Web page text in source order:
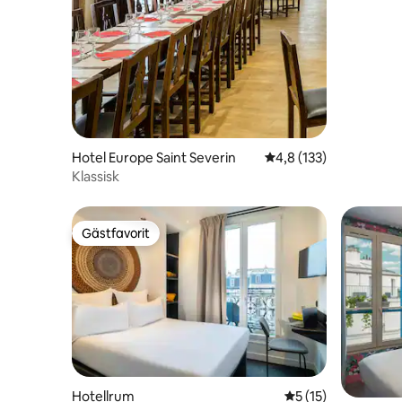
Hotel Europe Saint Severin 4,8 av 5 i
4,8 (133)
Klassisk
Gästfavorit
Gästfavorit
Hotellrum 5 av 5 i
5 (15)